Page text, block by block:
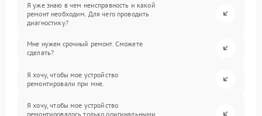
Я уже знаю в чем неисправность и какой
ремонт необходим. Для чего проводить
диагностику?
Мне нужен срочный ремонт. Сможете
сделать?
Я хочу, чтобы мое устройство
ремонтировали при мне.
Я хочу, чтобы мое устройство
ремонтировалось только оригинальными